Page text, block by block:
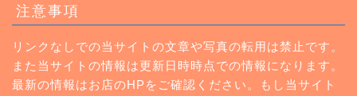
注意事項
リンクなしでの当サイトの文章や写真の転用は禁止です。
また当サイトの情報は更新日時時点での情報になります。
最新の情報はお店のHPをご確認ください。もし当サイト
カフェ